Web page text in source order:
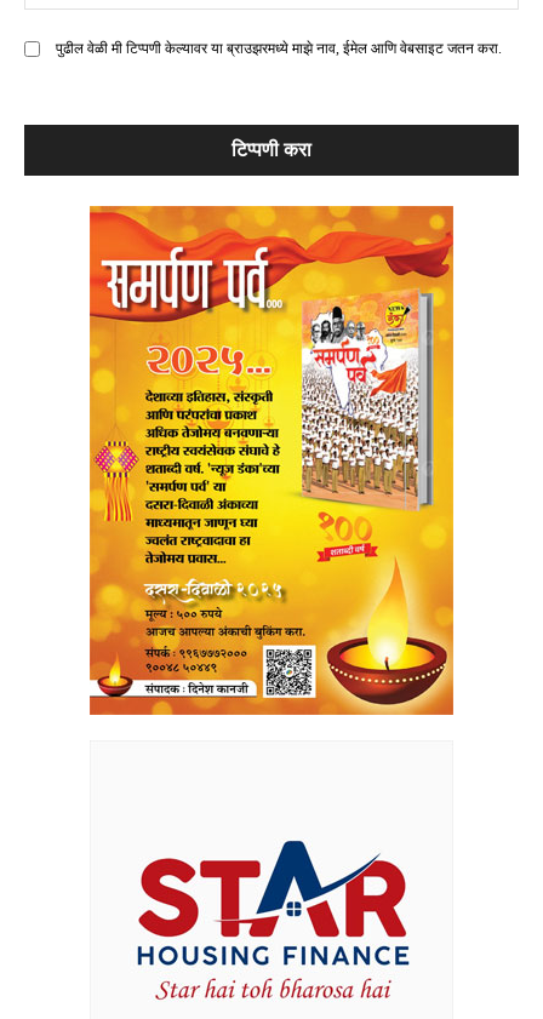
पुढील वेळी मी टिप्पणी केल्यावर या ब्राउझरमध्ये माझे नाव, ईमेल आणि वेबसाइट जतन करा.